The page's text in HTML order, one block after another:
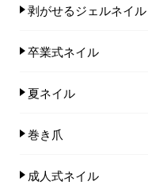
剥がせるジェルネイル
卒業式ネイル
夏ネイル
巻き爪
成人式ネイル